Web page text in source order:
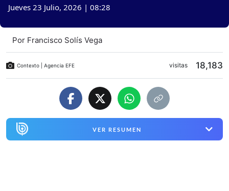
Jueves 23 Julio, 2026 | 08:28
Por Francisco Solís Vega
Contexto | Agencia EFE visitas 18,183
VER RESUMEN